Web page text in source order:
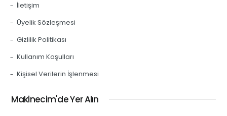
İletişim
Üyelik Sözleşmesi
Gizlilik Politikası
Kullanım Koşulları
Kişisel Verilerin İşlenmesi
Makinecim'de Yer Alın